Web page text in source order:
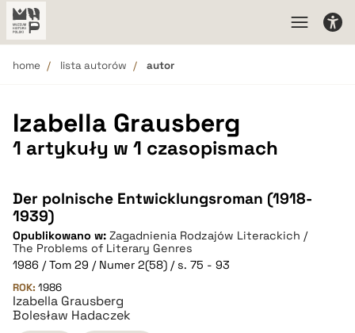
home lista autorów autor
Izabella Grausberg
1 artykuły w 1 czasopismach
Der polnische Entwicklungsroman (1918-
1939)
Opublikowano w: Zagadnienia Rodzajów Literackich /
The Problems of Literary Genres
1986 / Tom 29 / Numer 2(58) / s. 75 - 93
ROK: 1986
Izabella Grausberg
Bolesław Hadaczek